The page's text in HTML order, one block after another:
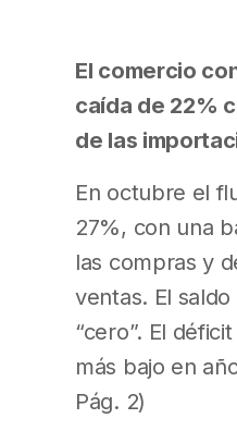
El comercio
caída de 22%
de las
En octubre el
27%, con una
las compras y
ventas. El
“cero”. El
más bajo en
Pág. 2)